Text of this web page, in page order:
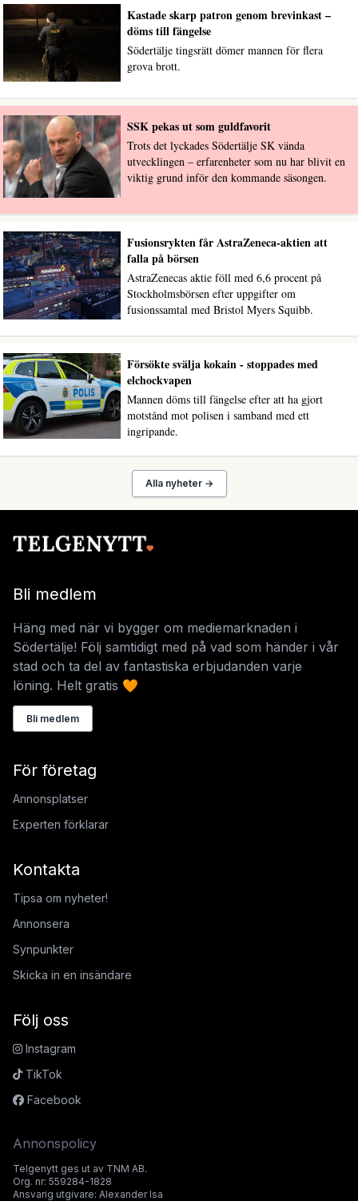
Kastade skarp patron genom brevinkast –
döms till fängelse
Södertälje tingsrätt dömer mannen för flera
grova brott.
SSK pekas ut som guldfavorit
Trots det lyckades Södertälje SK vända
utvecklingen – erfarenheter som nu har blivit en
viktig grund inför den kommande säsongen.
Fusionsrykten får AstraZeneca-aktien att
falla på börsen
AstraZenecas aktie föll med 6,6 procent på
Stockholmsbörsen efter uppgifter om
fusionssamtal med Bristol Myers Squibb.
Försökte svälja kokain - stoppades med
elchockvapen
Mannen döms till fängelse efter att ha gjort
motstånd mot polisen i samband med ett
ingripande.
Alla nyheter →
Bli medlem
Häng med när vi bygger om mediemarknaden i
Södertälje! Följ samtidigt med på vad som händer i vår
stad och ta del av fantastiska erbjudanden varje
löning. Helt gratis 🧡
Bli medlem
För företag
Annonsplatser
Experten förklarar
Kontakta
Tipsa om nyheter!
Annonsera
Synpunkter
Skicka in en insändare
Följ oss
Instagram
TikTok
Facebook
Annonspolicy
Telgenytt ges ut av TNM AB.
Org. nr: 559284-1828
Ansvarig utgivare: Alexander Isa